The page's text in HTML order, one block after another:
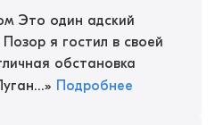
Это один адский
я гостил в своей
обстановка
» Подробнее